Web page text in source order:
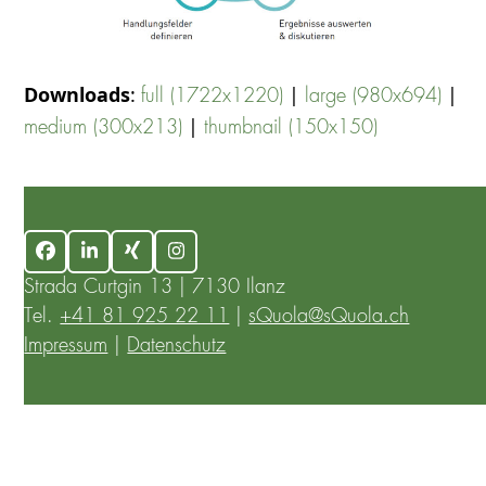
Downloads:full (1722x1220) | large (980x694) |
medium (300x213) |thumbnail (150x150)
FacebookLinkedInXing
Instagram
Strada Curtgin 13 | 7130 Ilanz
Tel. +41 81 925 22 11 |sQuola@sQuola.ch
Impressum
Datenschutz